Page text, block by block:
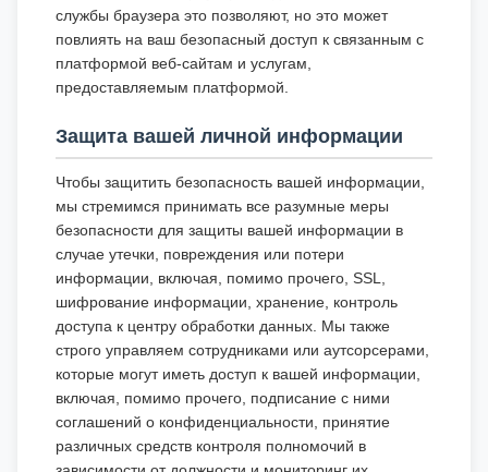
службы браузера это позволяют, но это может
повлиять на ваш безопасный доступ к связанным с
платформой веб-сайтам и услугам,
предоставляемым платформой.
Защита вашей личной информации
Чтобы защитить безопасность вашей информации,
мы стремимся принимать все разумные меры
безопасности для защиты вашей информации в
случае утечки, повреждения или потери
информации, включая, помимо прочего, SSL,
шифрование информации, хранение, контроль
доступа к центру обработки данных. Мы также
строго управляем сотрудниками или аутсорсерами,
которые могут иметь доступ к вашей информации,
включая, помимо прочего, подписание с ними
соглашений о конфиденциальности, принятие
различных средств контроля полномочий в